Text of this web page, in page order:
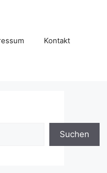
Kontakt
Suchen